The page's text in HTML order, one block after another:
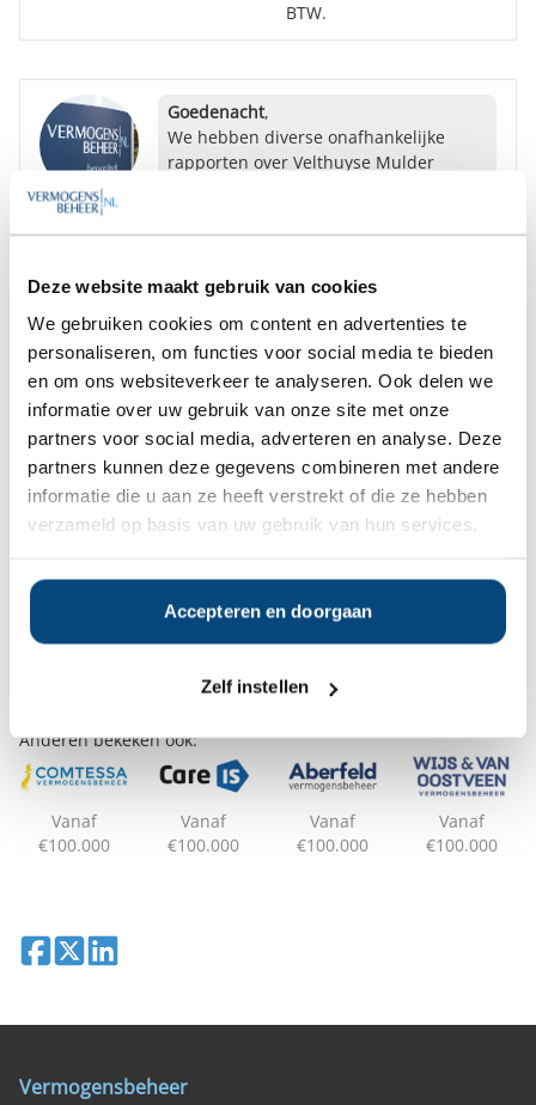
Deze website maakt gebruik van cookies
We gebruiken cookies om content en advertenties te
personaliseren, om functies voor social media te bieden
en om ons websiteverkeer te analyseren. Ook delen we
informatie over uw gebruik van onze site met onze
partners voor social media, adverteren en analyse. Deze
partners kunnen deze gegevens combineren met andere
informatie die u aan ze heeft verstrekt of die ze hebben
verzameld op basis van uw gebruik van hun services.
Accepteren en doorgaan
Zelf instellen
BTW.
Goedenacht,
We hebben diverse onafhankelijke
rapporten over Velthuyse Mulder
Bent u hier mogelijk in geïnteresseerd?
Op zoek naar de beste
vermogensbeheerder?
Bent u op zoek naar de voor u beste
vermogensbeheerder?
Vraag dan gratis en geheel vrijblijvend een
SelectieRapport aan. Per e-mail ontvangt u
beste passen bij uw persoonlijke situatie, wensen en
Anderen bekeken ook:
Vanaf
€100.000
Vanaf
€100.000
Vanaf
€100.000
Vanaf
€100.000
Deel op Facebook
Deel op XDeel op LinkedIn
Vermogensbeheer